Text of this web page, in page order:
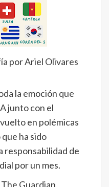
por Ariel Olivares
la emoción que
junto con el
en polémicas
ha sido
responsabilidad de
por un mes.
Guardian,